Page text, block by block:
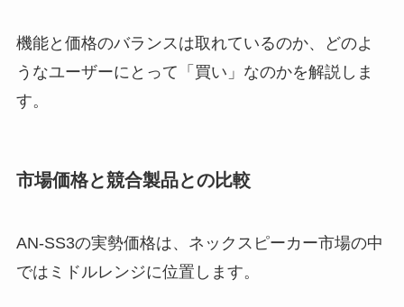
機能と価格のバランスは取れているのか、どのよ
うなユーザーにとって「買い」なのかを解説しま
す。
市場価格と競合製品との比較
AN-SS3の実勢価格は、ネックスピーカー市場の中
ではミドルレンジに位置します。